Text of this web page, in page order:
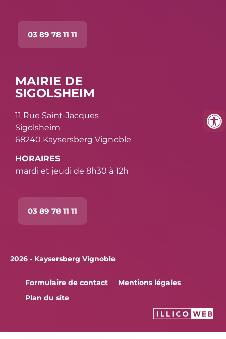
03 89 78 11 11
MAIRIE DE
SIGOLSHEIM
11 Rue Saint-Jacques
Sigolsheim
68240 Kaysersberg Vignoble
HORAIRES
mardi et jeudi de 8h30 à 12h
03 89 78 11 11
2026 - Kaysersberg Vignoble
Formulaire de contact
Mentions légales
Plan du site